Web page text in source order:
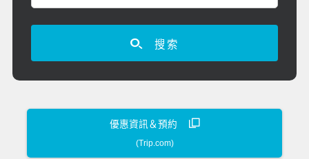
搜索
優惠資訊＆預約
(Trip.com)